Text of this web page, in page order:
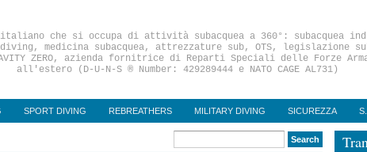
italiano che si occupa di attività subacquea a 360°: subacquea
medicina subacquea, attrezzature sub, OTS,
a GRAVITY ZERO, azienda fornitrice di Reparti Speciali delle
all'estero (D-U-N-S ® Number: 429289444 e NATO CAGE AL731)
SPORT DIVING REBREATHERS MILITARY DIVING SICUREZZA